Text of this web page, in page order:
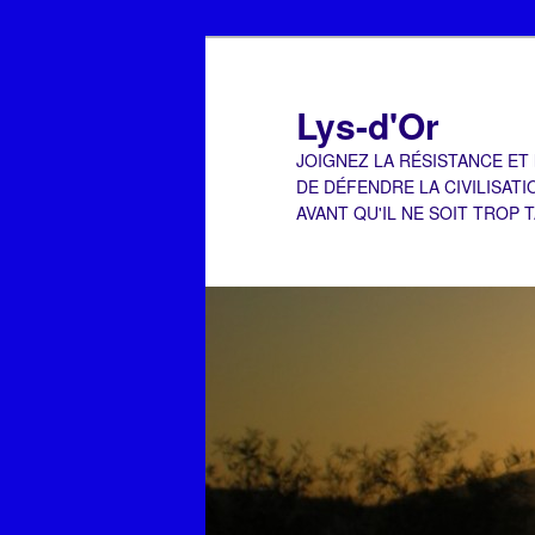
Lys-d'Or
JOIGNEZ LA RÉSISTANCE
DE DÉFENDRE LA
AVANT QU'IL NE SOIT TROP